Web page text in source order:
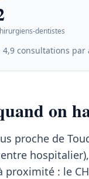
dentistes
4,9 consultations
on
proche de
: le